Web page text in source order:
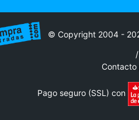
© Copyright 2004 -
/
Contacto
Pago seguro (SSL) con